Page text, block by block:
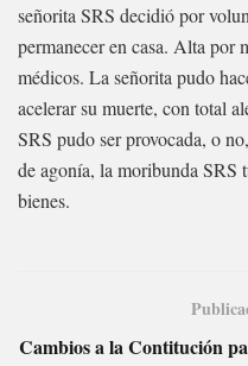
señorita SRS decidió por
permanecer en casa. Alta por
médicos. La señorita pudo
acelerar su muerte, con total
SRS pudo ser provocada, o
de agonía, la moribunda SRS
bienes.
Cambios a la Contitución